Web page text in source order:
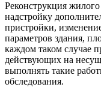
Реконструкция
надстройку
пристройки,
параметров здания,
каждом таком случае
действующих на
выполнять такие
обследования.